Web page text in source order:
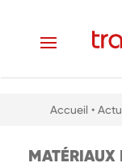
Accueil •
MATÉRIAUX